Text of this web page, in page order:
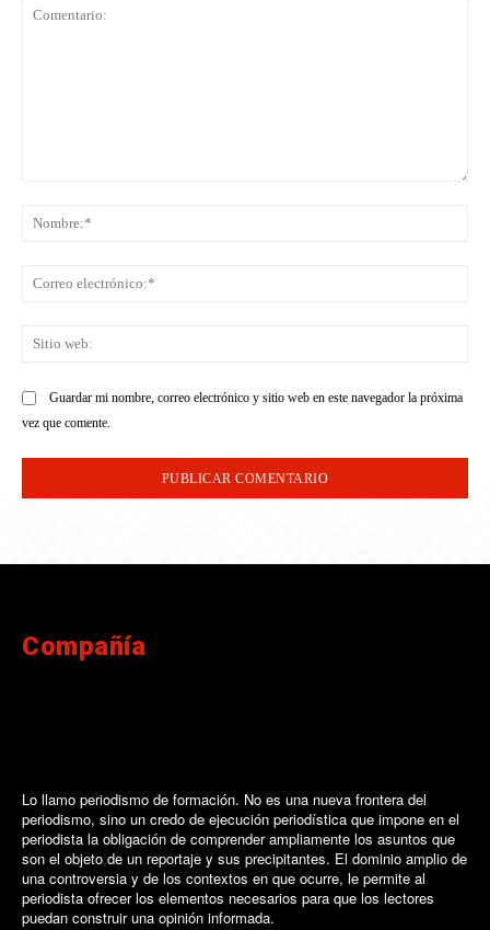
Guardar mi nombre, correo electrónico y sitio web en este navegador la próxima
vez que comente.
Compañía
Lo llamo periodismo de formación. No es una nueva frontera del
periodismo, sino un credo de ejecución periodística que impone en el
periodista la obligación de comprender ampliamente los asuntos que
son el objeto de un reportaje y sus precipitantes. El dominio amplio de
una controversia y de los contextos en que ocurre, le permite al
periodista ofrecer los elementos necesarios para que los lectores
puedan construir una opinión informada.